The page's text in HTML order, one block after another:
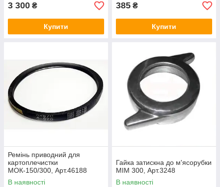
3 300 ₴
Купити
385 ₴
Купити
Ремінь приводний для
картоплечистки
МОК-150/300, Арт.46188
В наявності
Гайка затискна до м'ясорубки
МІМ 300, Арт.3248
В наявності